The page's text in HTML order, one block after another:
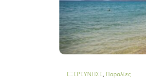
ΕΞΕΡΕΥΝΗΣΕ, Παραλίες